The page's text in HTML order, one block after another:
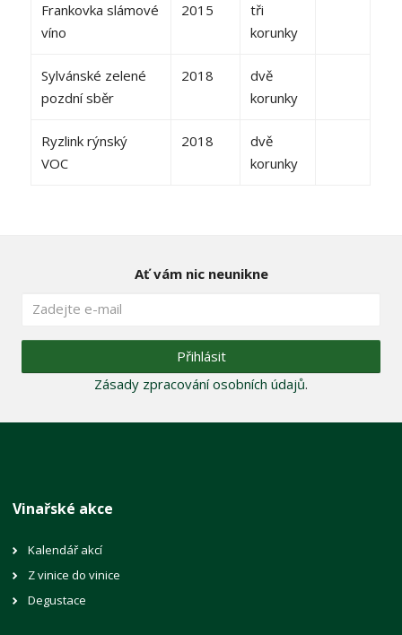
Frankovka slámové
víno
2015
tři
korunky
Sylvánské zelené
pozdní sběr
2018
dvě
korunky
Ryzlink rýnský
VOC
2018
dvě
korunky
Ať vám nic neunikne
Přihlásit
Zásady zpracování osobních údajů.
Vinařské akce
Kalendář akcí
Z vinice do vinice
Degustace